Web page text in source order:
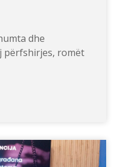
dhe
përfshirjes, romët